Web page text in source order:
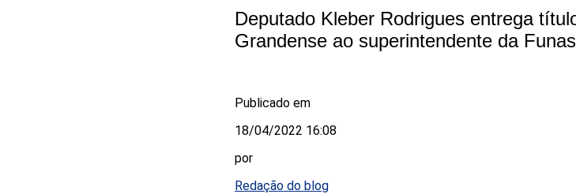
Deputado Kleber Rodrigues entrega
Grandense ao superintendente da
Publicado em
18/04/2022 16:08
por
Redação do blog